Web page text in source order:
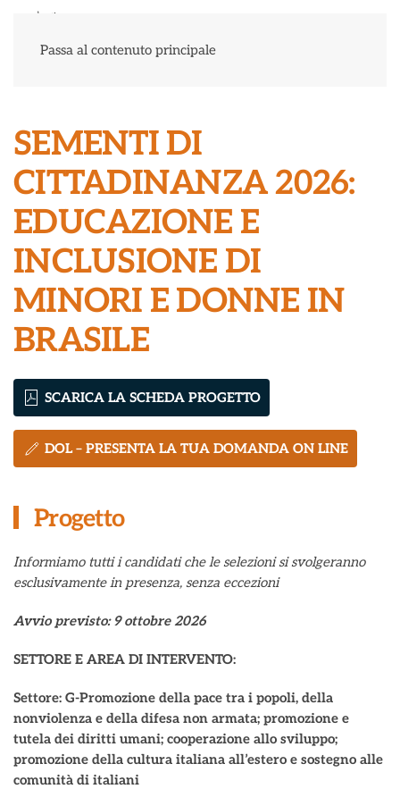
Passa al contenuto principale
SEMENTI DI
CITTADINANZA 2026:
EDUCAZIONE E
INCLUSIONE DI
MINORI E DONNE IN
BRASILE
SCARICA LA SCHEDA PROGETTO
DOL – PRESENTA LA TUA DOMANDA ON LINE
Progetto
Informiamo tutti i candidati che le selezioni si svolgeranno
esclusivamente in presenza, senza eccezioni
Avvio previsto: 9 ottobre 2026
SETTORE E AREA DI INTERVENTO:
Settore: G-Promozione della pace tra i popoli, della
nonviolenza e della difesa non armata; promozione e
tutela dei diritti umani; cooperazione allo sviluppo;
promozione della cultura italiana all’estero e sostegno alle
comunità di italiani